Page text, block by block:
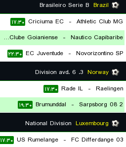
Brazil
Athletic Club MG
-
Criciuma EC ۱۷:۳۰
Nautico Capibaribe
-
Atletico Clube Goianiense
۲۲:۳۰
Novorizontino SP
-
EC Juventude ۲۲:۳۰
Norway
Raelingen
-
Rade IL ۱۷:۳۰
Sarpsborg 08 2
-
Brumunddal ۱۹:۳۰
Luxembourg
FC Differdange 03
-
US Rumelange ۱۷:۳۰